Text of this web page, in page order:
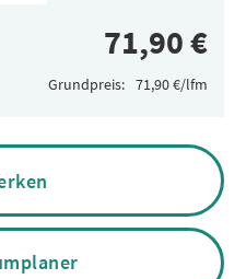
Grundpreis: